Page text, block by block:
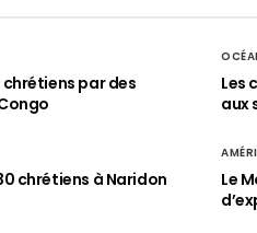
par des
Les
aux
chrétiens à Naridon
Le